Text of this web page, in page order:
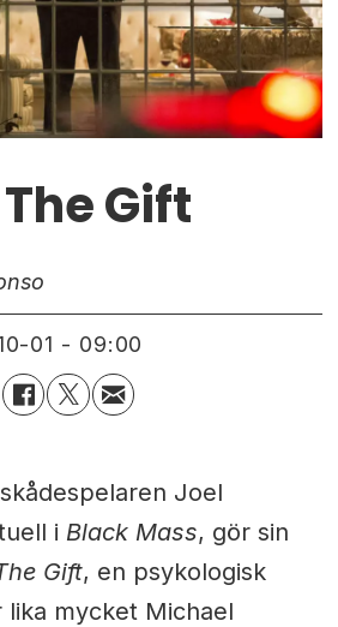
Gift
10-01 - 09:00
Joel
i Black Mass, gör sin
Gift, en psykologisk
mycket Michael